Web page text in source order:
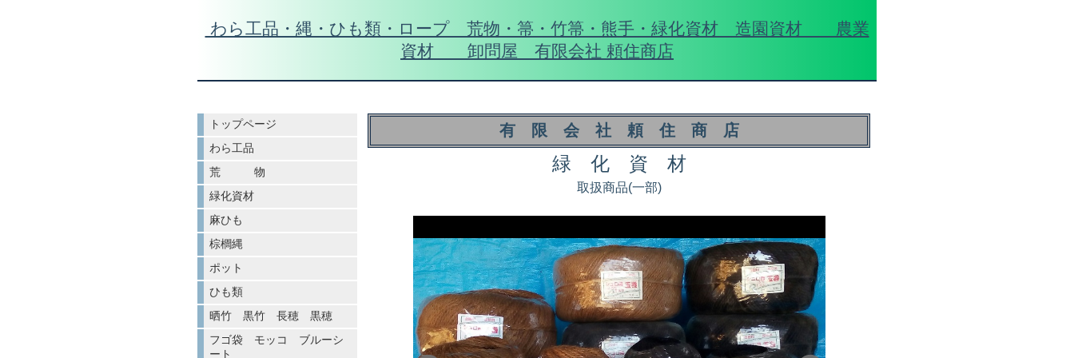
わら工品・縄・ひも類・ロープ 荒物・箒・竹箒・熊手・緑化資材 造園資材 農業
資材 卸問屋 有限会社 頼住商店
有 限 会 社 頼 住 商 店
緑 化 資 材
取扱商品(一部)
トップページ
わら工品
荒 物
緑化資材
麻ひも
棕櫚縄
ポット
ひも類
晒竹 黒竹 長穂 黒穂
フゴ袋 モッコ ブルーシ
ート